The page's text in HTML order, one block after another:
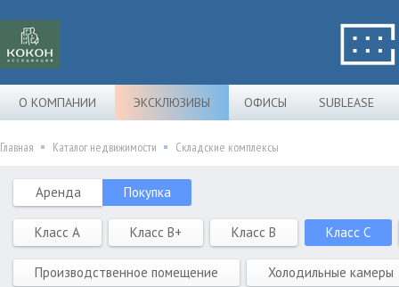
О КОМПАНИИ ЭКСКЛЮЗИВЫ ОФИСЫ SUBLEASE
Главная Каталог недвижимости Складские комплексы
Аренда Покупка
Класс A Класс B+ Класс B Класс C
Производственное помещение Холодильные камеры